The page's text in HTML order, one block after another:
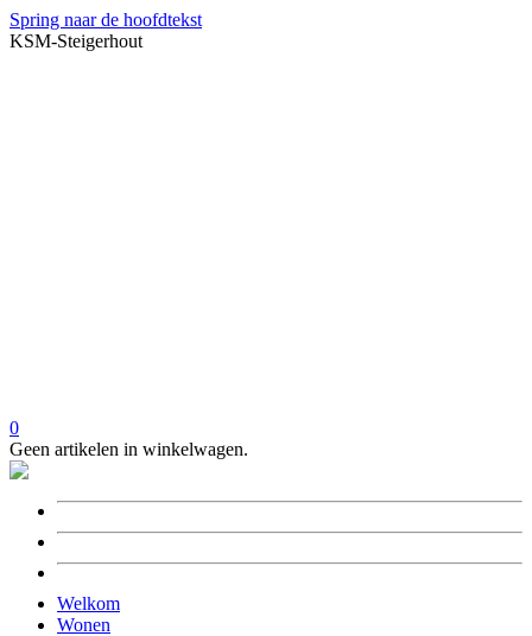
Spring naar de hoofdtekst
KSM-Steigerhout
0
Geen artikelen in winkelwagen.
Welkom
Wonen